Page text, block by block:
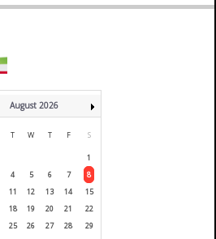
August 2026
T W T F S
1
4 5 6 7
8
11 12 13 14
15
18 19 20 21
22
25 26 27 28
29